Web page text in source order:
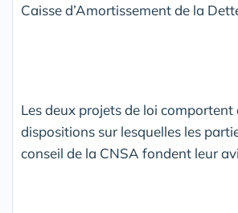
Caisse d’Amortissement de la
Les deux projets de loi comportent
dispositions sur lesquelles les
conseil de la CNSA fondent leur